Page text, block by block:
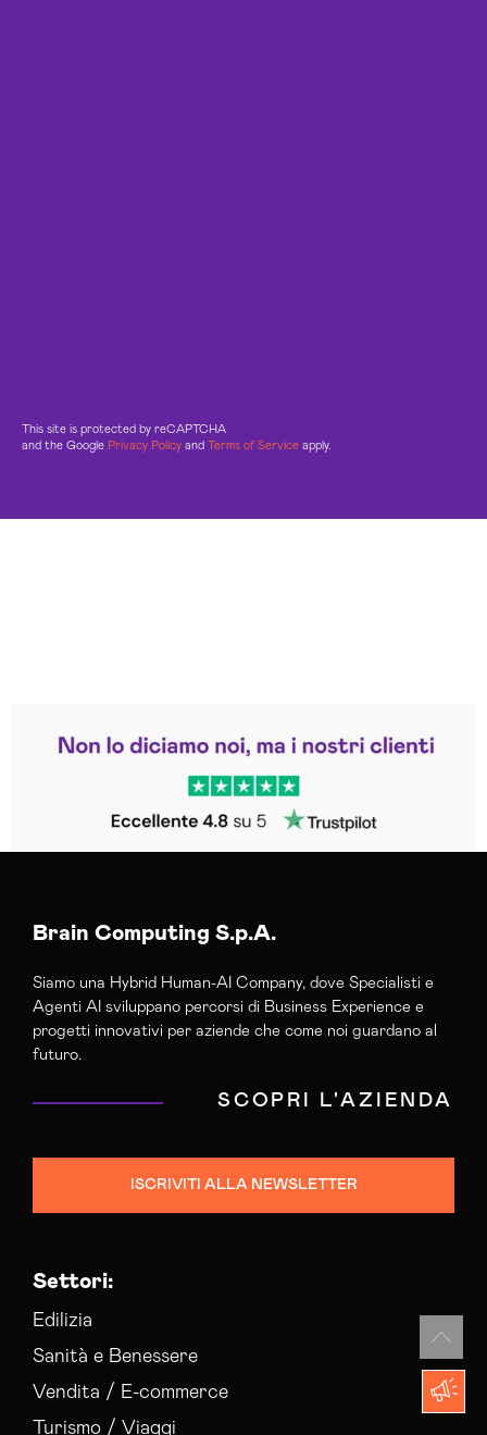
This site is protected by reCAPTCHA
and the Google Privacy Policy and Terms of Service apply.
Trustpilot
Brain Computing S.p.A.
Siamo una Hybrid Human-AI Company, dove Specialisti e
Agenti AI sviluppano percorsi di Business Experience e
progetti innovativi per aziende che come noi guardano al
futuro.
SCOPRI L'AZIENDA
ISCRIVITI ALLA NEWSLETTER
Settori:
Edilizia
Sanità e Benessere
Vendita / E-commerce
Turismo / Viaggi